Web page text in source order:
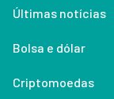
Últimas notícias
Bolsa e dólar
Criptomoedas